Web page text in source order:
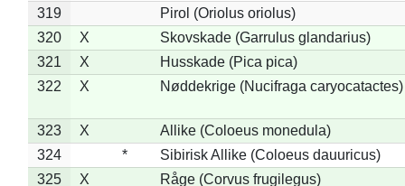
319
Pirol (Oriolus oriolus)
320
X
Skovskade (Garrulus glandarius)
321
X
Husskade (Pica pica)
322
X Nøddekrige (Nucifraga caryocatactes)
323 X
Allike (Coloeus monedula)
324
*
Sibirisk Allike (Coloeus dauuricus)
325
X
Råge (Corvus frugilegus)